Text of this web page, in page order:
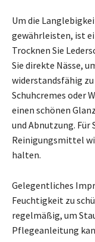
Um die
gewährleisten, ist
Trocknen Sie
Sie direkte Nässe,
widerstandsfähig
Schuhcremes oder
einen schönen
und Abnutzung. Für
Reinigungsmittel
halten.
Gelegentliches
Feuchtigkeit zu
regelmäßig, um
Pflegeanleitung